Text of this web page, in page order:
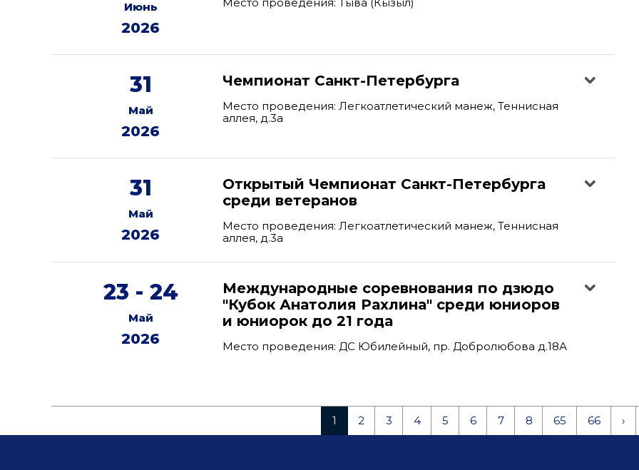
Июнь
2026
31
Май
2026
Чемпионат Санкт-Петербурга
Место проведения: Легкоатлетический манеж, Теннисная
аллея, д.3а
31
Май
2026
Открытый Чемпионат Санкт-Петербурга
среди ветеранов
Место проведения: Легкоатлетический манеж, Теннисная
аллея, д.3а
23 - 24
Май
2026
Международные соревнования по дзюдо
"Кубок Анатолия Рахлина" среди юниоров
и юниорок до 21 года
Место проведения: ДС Юбилейный, пр. Добролюбова д.18А
1 2 3 4 5 6 7 8 65 66 ›